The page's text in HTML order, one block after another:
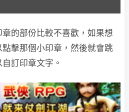
的部份比較不喜歡，如果想
擊那個小印章，然後就會跳
訂印章文字。